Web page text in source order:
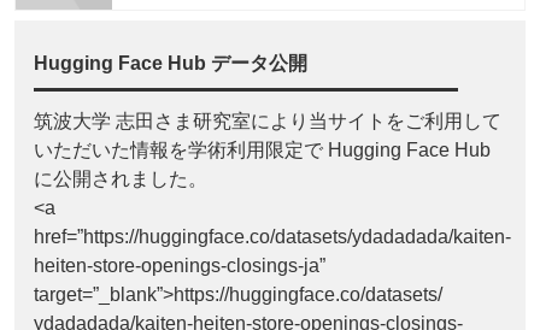
Hugging Face Hub データ公開
筑波大学 志田さま研究室により当サイトをご利用して
いただいた情報を学術利用限定で Hugging Face Hub
に公開されました。
<a
href=”https://huggingface.co/datasets/ydadadada/kaiten-
heiten-store-openings-closings-ja”
target=”_blank”>https://huggingface.co/datasets/
ydadadada/kaiten-heiten-store-openings-closings-